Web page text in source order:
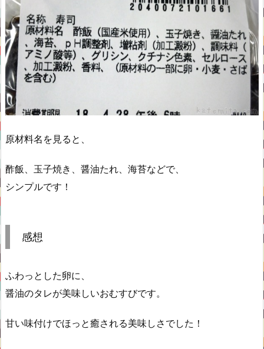
原材料名を見ると、
酢飯、玉子焼き、醤油たれ、海苔などで、
シンプルです！
感想
ふわっとした卵に、
醤油のタレが美味しいおむすびです。
甘い味付けでほっと癒される美味しさでした！